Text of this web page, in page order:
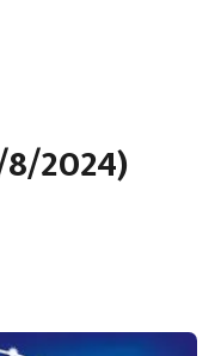
2024)